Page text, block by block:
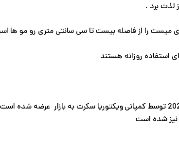
لذت برد .
استفاده روزانه هستند
بادی میست بامبشل پشن دارای رایحه گلی شکوفه ای است که به تازگی و در سال 2020 توسط کمپانی ویکتوریا
نیز شده است